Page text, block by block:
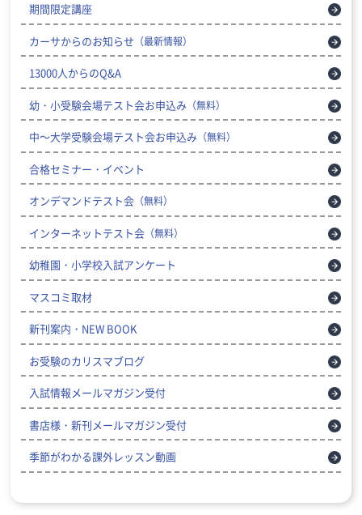
期間限定講座
カーサからのお知らせ （最新情報）
13000人からのQ&A
幼・小受験会場テスト会お申込み （無料）
中～大学受験会場テスト会お申込み （無料）
合格セミナー・イベント
オンデマンドテスト会 （無料）
インターネットテスト会 （無料）
幼稚園・小学校入試アンケート
マスコミ取材
新刊案内・NEW BOOK
お受験のカリスマブログ
入試情報メールマガジン受付
書店様・新刊メールマガジン受付
季節がわかる課外レッスン動画